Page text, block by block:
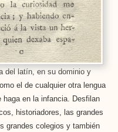
del latín, en su dominio y
el de cualquier otra lengua
haga en la infancia. Desfilan
historiadores, las grandes
grandes colegios y también